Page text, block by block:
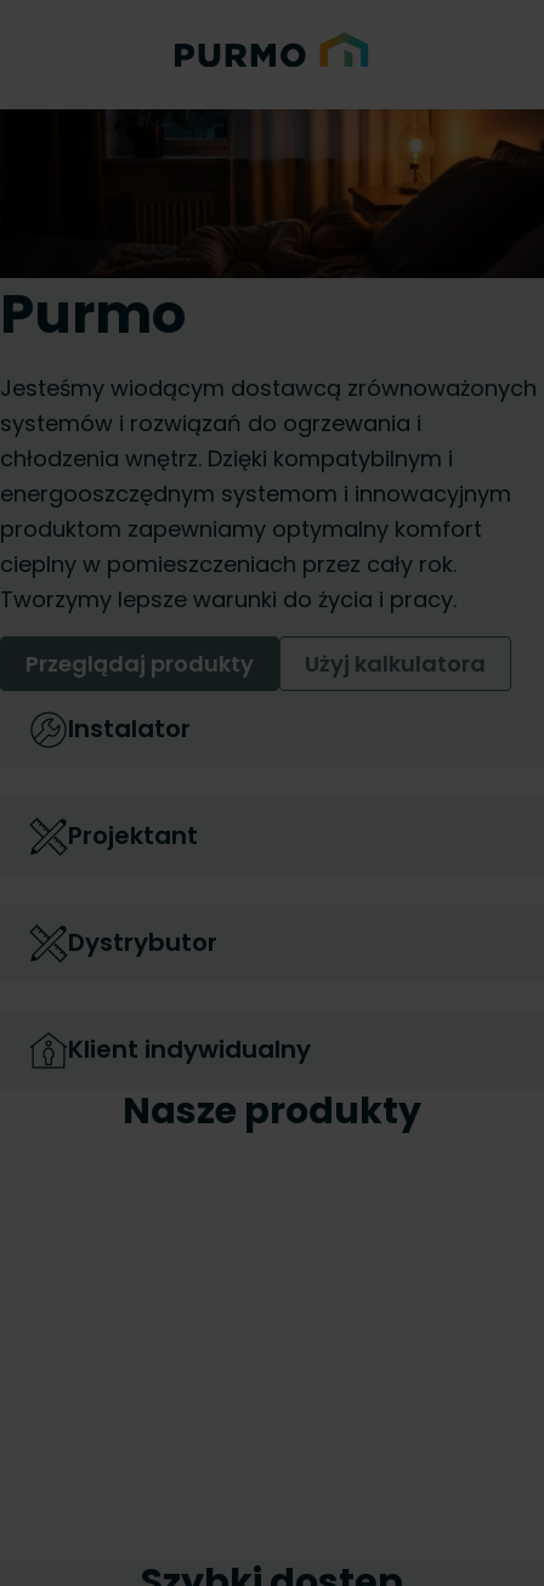
Purmo
Jesteśmy wiodącym dostawcą zrównoważonych
systemów i rozwiązań do ogrzewania i
chłodzenia wnętrz. Dzięki kompatybilnym i
energooszczędnym systemom i innowacyjnym
produktom zapewniamy optymalny komfort
cieplny w pomieszczeniach przez cały rok.
Tworzymy lepsze warunki do życia i pracy.
Przeglądaj produkty Użyj kalkulatora
Instalator
Projektant
Dystrybutor
Klient indywidualny
Nasze produkty